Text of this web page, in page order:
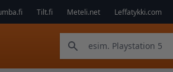
Tilt.fi Meteli.net Leffatykki.com